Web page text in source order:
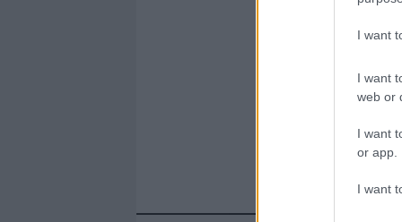
I want
I want
web or
I want
or app.
I want